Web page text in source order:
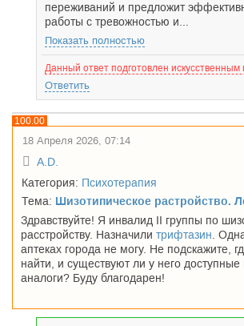
переживаний и предложит
работы с тревожностью и...
Показать полностью
Данный ответ подготовлен искусственным
Ответить
18 Апреля 2026, 07:14
A.D.
Категория: Психотерапия
Тема: Шизотипическое растройство.
Здравствуйте! Я инвалид II группы по
расстройству. Назначили трифтазин .
аптеках города не могу. Не подскажите,
найти, и существуют ли у него
аналоги? Буду благодарен!
100.00